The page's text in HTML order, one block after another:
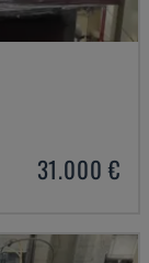
31.000 €